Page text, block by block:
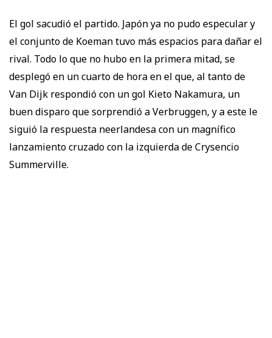
El gol sacudió el partido. Japón ya no pudo especular y
el conjunto de Koeman tuvo más espacios para dañar el
rival. Todo lo que no hubo en la primera mitad, se
desplegó en un cuarto de hora en el que, al tanto de
Van Dijk respondió con un gol Kieto Nakamura, un
buen disparo que sorprendió a Verbruggen, y a este le
siguió la respuesta neerlandesa con un magnífico
lanzamiento cruzado con la izquierda de Crysencio
Summerville.